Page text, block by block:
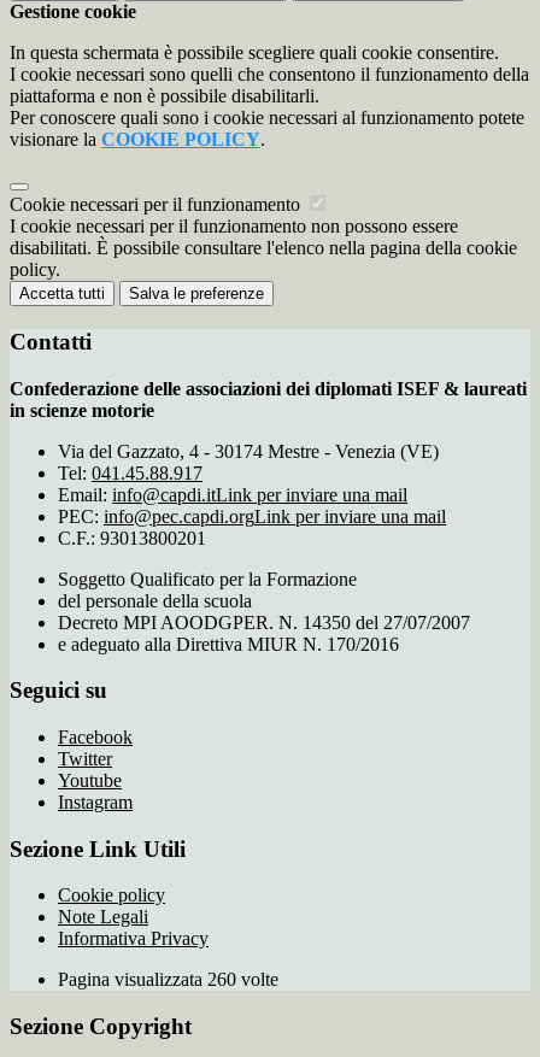
Gestione cookie
In questa schermata è possibile scegliere quali cookie consentire.
I cookie necessari sono quelli che consentono il funzionamento della
piattaforma e non è possibile disabilitarli.
Per conoscere quali sono i cookie necessari al funzionamento potete
visionare la COOKIE POLICY.
Cookie necessari per il funzionamento
I cookie necessari per il funzionamento non possono essere
disabilitati. È possibile consultare l'elenco nella pagina della cookie
policy.
Accetta tutti Salva le preferenze
Contatti
Confederazione delle associazioni dei diplomati ISEF & laureati
in scienze motorie
Via del Gazzato, 4 - 30174 Mestre - Venezia (VE)
Tel: 041.45.88.917
Email: info@capdi.itLink per inviare una mail
PEC: info@pec.capdi.orgLink per inviare una mail
C.F.: 93013800201
Soggetto Qualificato per la Formazione
del personale della scuola
Decreto MPI AOODGPER. N. 14350 del 27/07/2007
e adeguato alla Direttiva MIUR N. 170/2016
Seguici su
Facebook
Twitter
Youtube
Instagram
Sezione Link Utili
Cookie policy
Note Legali
Informativa Privacy
Pagina visualizzata 260 volte
Sezione Copyright